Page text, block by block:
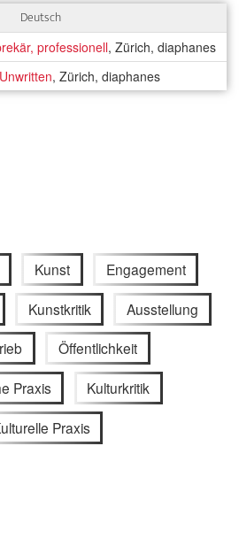
Deutsch
professionell, Zürich, diaphanes
, Zürich, diaphanes
Kunst Engagement
Kunstkritik Ausstellung
Öffentlichkeit
Praxis Kulturkritik
Praxis